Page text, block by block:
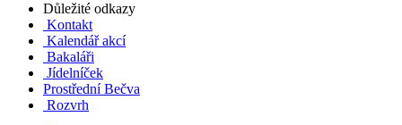
Důležité odkazy
Kontakt
Kalendář akcí
Bakaláři
Jídelníček
Prostřední Bečva
Rozvrh